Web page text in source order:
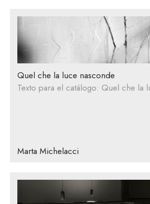
Quel che la luce nasconde
Texto para el catálogo: Quel che la
Marta Michelacci